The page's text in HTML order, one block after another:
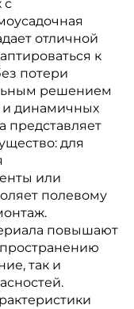
с
отличной
к
потери
решением
и динамичных
представляет
для
или
полевому
повышают
так и